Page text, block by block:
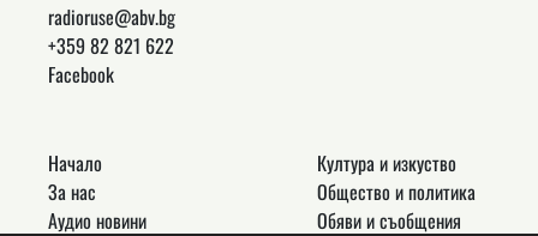
radioruse@abv.bg
+359 82 821 622
Facebook
Начало
За нас
Аудио новини
Култура и изкуство
Общество и политика
Обяви и съобщения